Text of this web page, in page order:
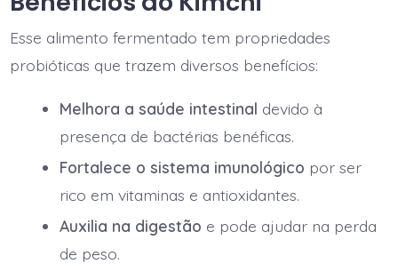
Esse alimento fermentado tem propriedades
probióticas que trazem diversos benefícios:
Melhora a saúde intestinal devido à
presença de bactérias benéficas.
Fortalece o sistema imunológico por ser
rico em vitaminas e antioxidantes.
Auxilia na digestão e pode ajudar na perda
de peso.